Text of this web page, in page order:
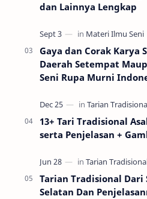
dan Lainnya Lengkap
Gaya dan Corak Karya
Daerah Setempat
Seni Rupa Murni
13+ Tari Tradisional
serta Penjelasan +
Tarian Tradisional Dari
Selatan Dan